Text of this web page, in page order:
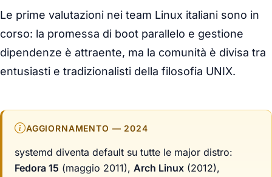
Le prime valutazioni nei team Linux italiani sono in
corso: la promessa di boot parallelo e gestione
dipendenze è attraente, ma la comunità è divisa tra
entusiasti e tradizionalisti della filosofia UNIX.
AGGIORNAMENTO — 2024
systemd diventa default su tutte le major distro:
Fedora 15 (maggio 2011), Arch Linux (2012),